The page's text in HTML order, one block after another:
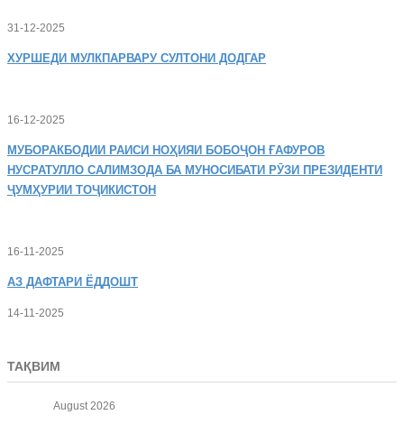
31-12-2025
ХУРШЕДИ МУЛКПАРВАРУ СУЛТОНИ ДОДГАР
16-12-2025
МУБОРАКБОДИИ РАИСИ НОҲИЯИ БОБОҶОН ҒАФУРОВ
НУСРАТУЛЛО САЛИМЗОДА БА МУНОСИБАТИ РӮЗИ ПРЕЗИДЕНТИ
ҶУМҲУРИИ ТОҶИКИСТОН
16-11-2025
АЗ ДАФТАРИ ЁДДОШТ
14-11-2025
ТАҚВИМ
August 2026